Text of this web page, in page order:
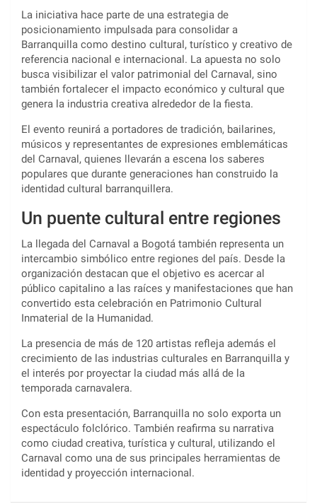
La iniciativa hace parte de una estrategia de
posicionamiento impulsada para consolidar a
Barranquilla como destino cultural, turístico y creativo de
referencia nacional e internacional. La apuesta no solo
busca visibilizar el valor patrimonial del Carnaval, sino
también fortalecer el impacto económico y cultural que
genera la industria creativa alrededor de la fiesta.
El evento reunirá a portadores de tradición, bailarines,
músicos y representantes de expresiones emblemáticas
del Carnaval, quienes llevarán a escena los saberes
populares que durante generaciones han construido la
identidad cultural barranquillera.
Un puente cultural entre regiones
La llegada del Carnaval a Bogotá también representa un
intercambio simbólico entre regiones del país. Desde la
organización destacan que el objetivo es acercar al
público capitalino a las raíces y manifestaciones que han
convertido esta celebración en Patrimonio Cultural
Inmaterial de la Humanidad.
La presencia de más de 120 artistas refleja además el
crecimiento de las industrias culturales en Barranquilla y
el interés por proyectar la ciudad más allá de la
temporada carnavalera.
Con esta presentación, Barranquilla no solo exporta un
espectáculo folclórico. También reafirma su narrativa
como ciudad creativa, turística y cultural, utilizando el
Carnaval como una de sus principales herramientas de
identidad y proyección internacional.